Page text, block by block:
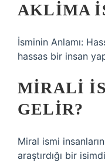
AKLIMA
İsminin Anlamı:
hassas bir insan
MIRALI
GELIR?
Miral ismi
araştırdığı bir